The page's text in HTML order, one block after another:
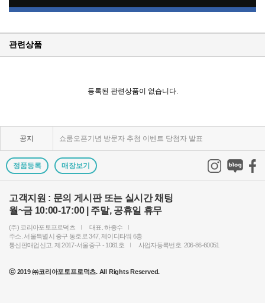
관련상품
등록된 관련상품이 없습니다.
공지
KPP 쇼룸 강의장 무료 대관
쇼룸오픈기념 방문자 추첨 이벤트 당첨자 발표
제1회 티티아티산 사진공모전 결과발표
2024 레오포토 부산 세미나 경품추첨 당첨자 발표
토키나 주관 국제 필터 사진 공모전 2023 안내
정품등록 매장보기
고객지원 : 문의 게시판 또는 실시간 채팅
월~금 10:00-17:00 | 주말, 공휴일 휴무
(주) 코리아포토프로덕츠
대표. 하종수
주소. 서울특별시 중구 동호로 347, 제이디타워 6층
통신판매업신고. 제 2017-서울중구 - 1061호
사업자등록번호. 206-86-60051
ⓒ 2019 ㈜코리아포토프로덕츠. All Rights Reserved.